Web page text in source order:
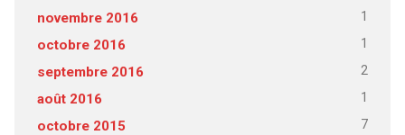
novembre 2016 1
octobre 2016 1
septembre 2016 2
août 2016 1
octobre 2015 7